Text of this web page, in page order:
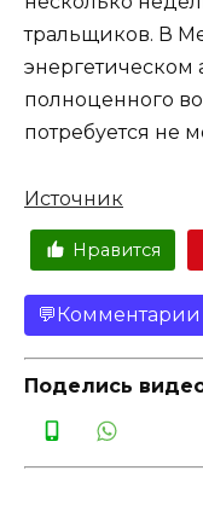
тральщиков. В
энергетическом
полноценного
потребуется не
Источник
Нравится
Комментарии
Поделись